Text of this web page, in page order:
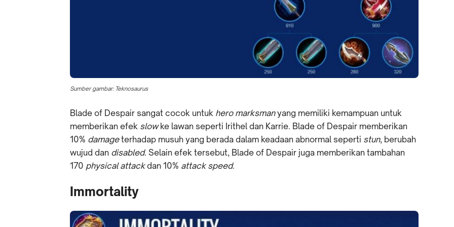
Sumber gambar: Teknosaurus
Blade of Despair sangat cocok untuk heromarksmanyang memiliki kemampuan untuk
memberikan efek slowke lawan seperti Irithel dan Karrie. Blade of Despair memberikan
10% damageterhadap musuh yang berada dalam keadaan abnormal seperti stun, berubah
wujud dan disabled. Selain efek tersebut, Blade of Despair juga memberikan tambahan
170 physical attackdan 10% attack speed.
Immortality